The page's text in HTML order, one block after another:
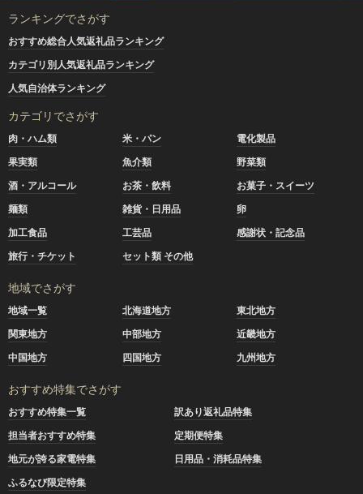
ランキングでさがす
おすすめ総合人気返礼品ランキング
カテゴリ別人気返礼品ランキング
人気自治体ランキング
カテゴリでさがす
肉・ハム類 米・パン
電化製品
果実類
魚介類
野菜類
酒・アルコール
お茶・飲料
お菓子・スイーツ
麺類
雑貨・日用品
卵
加工食品
工芸品
感謝状・記念品
旅行・チケット
セット類 その他
地域でさがす
地域一覧 北海道地方
東北地方
関東地方
中部地方
近畿地方
中国地方
四国地方 九州地方
おすすめ特集でさがす
おすすめ特集一覧
訳あり返礼品特集
担当者おすすめ特集
定期便特集
地元が誇る家電特集
日用品・消耗品特集
ふるなび限定特集